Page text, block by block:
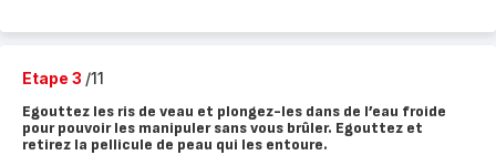
Etape 3 /11
Egouttez les ris de veau et plongez-les dans de l’eau froide
pour pouvoir les manipuler sans vous brûler. Egouttez et
retirez la pellicule de peau qui les entoure.